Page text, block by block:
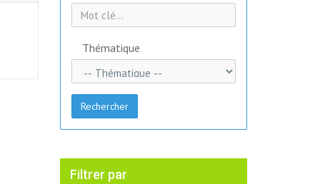
Thématique
Rechercher
Filtrer par